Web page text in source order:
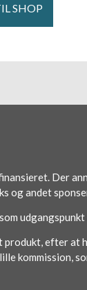
SHOP
Der
og andet
produkt, efter at
kommission,